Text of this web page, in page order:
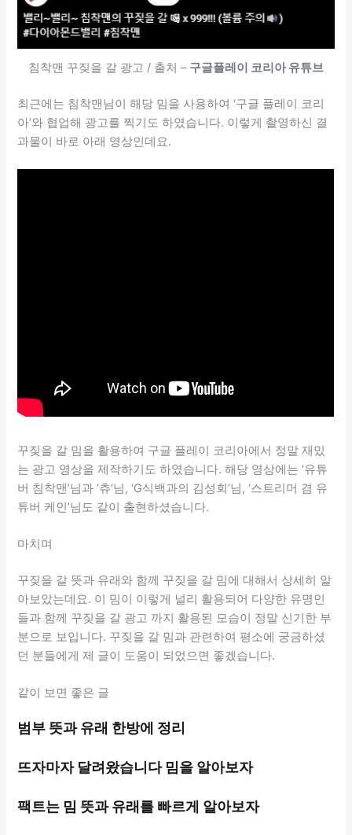
침착맨 꾸짖을 갈 광고 / 출처 – 구글플레이 코리아 유튜브
최근에는 침착맨님이 해당 밈을 사용하여 ‘구글 플레이 코리
아’와 협업해 광고를 찍기도 하였습니다. 이렇게 촬영하신 결
과물이 바로 아래 영상인데요.
꾸짖을 갈 밈을 활용하여 구글 플레이 코리아에서 정말 재밌
는 광고 영상을 제작하기도 하였습니다. 해당 영상에는 ‘유튜
버 침착맨’님과 ‘츄’님, ‘G식백과의 김성회’님, ‘스트리머 겸 유
튜버 케인’님도 같이 출현하셨습니다.
마치며
꾸짖을 갈 뜻과 유래와 함께 꾸짖을 갈 밈에 대해서 상세히 알
아보았는데요. 이 밈이 이렇게 널리 활용되어 다양한 유명인
들과 함께 꾸짖을 갈 광고 까지 활용된 모습이 정말 신기한 부
분으로 보입니다. 꾸짖을 갈 밈과 관련하여 평소에 궁금하셨
던 분들에게 제 글이 도움이 되었으면 좋겠습니다.
같이 보면 좋은 글
범부 뜻과 유래 한방에 정리
뜨자마자 달려왔습니다 밈을 알아보자
팩트는 밈 뜻과 유래를 빠르게 알아보자